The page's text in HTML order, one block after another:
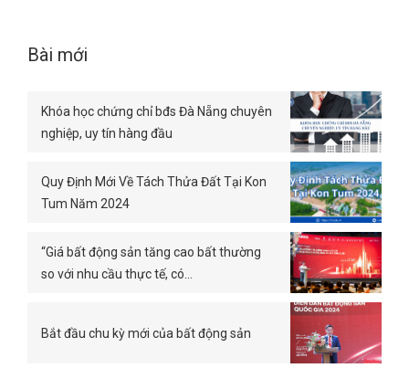
Bài mới
Khóa học chứng chỉ bđs Đà Nẵng chuyên
nghiệp, uy tín hàng đầu
Quy Định Mới Về Tách Thửa Đất Tại Kon
Tum Năm 2024
“Giá bất động sản tăng cao bất thường
so với nhu cầu thực tế, có…
Bắt đầu chu kỳ mới của bất động sản